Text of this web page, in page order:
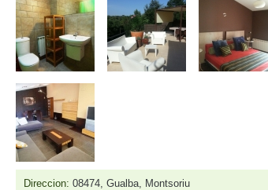
Direccion: 08474, Gualba, Montsoriu